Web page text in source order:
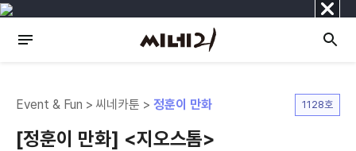
닫
기
Event & Fun > 씨네카툰 >정훈이 만화 1128호
[정훈이 만화] <지오스톰>